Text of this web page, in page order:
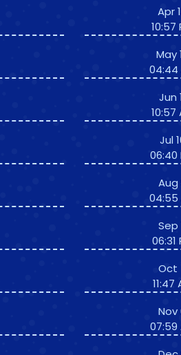
Apr
10:57
May
04:44
Jun
10:57
Jul
06:40
Aug
04:55
Sep
06:31
Oct
11:47
Nov
07:59